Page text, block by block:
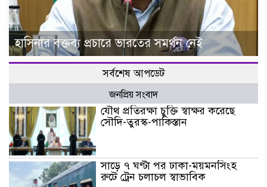
হাসিনার বক্তব্য প্রচারে ভারতের সমর্থন নেই
সর্বশেষ আপডেট
জনপ্রিয় সংবাদ
যৌথ প্রতিরক্ষা চুক্তি স্বাক্ষর করেছে
সৌদি-তুরস্ক-পাকিস্তান
সাড়ে ৭ ঘণ্টা পর ঢাকা-ময়মনসিংহ
রুটে ট্রেন চলাচল স্বাভাবিক